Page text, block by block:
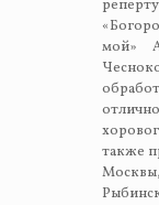
мой»
также